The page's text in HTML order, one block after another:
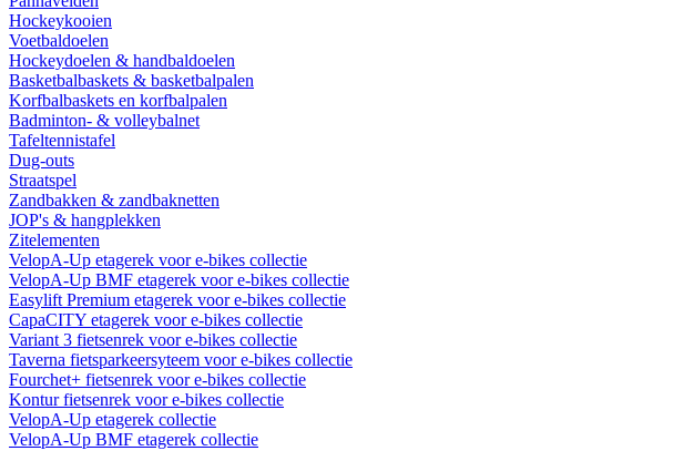
Hockeykooien
Voetbaldoelen
Hockeydoelen & handbaldoelen
Basketbalbaskets & basketbalpalen
Korfbalbaskets en korfbalpalen
Badminton- & volleybalnet
Tafeltennistafel
Dug-outs
Straatspel
Zandbakken & zandbaknetten
JOP's & hangplekken
Zitelementen
VelopA-Up etagerek voor e-bikes collectie
VelopA-Up BMF etagerek voor e-bikes collectie
Easylift Premium etagerek voor e-bikes collectie
CapaCITY etagerek voor e-bikes collectie
Variant 3 fietsenrek voor e-bikes collectie
Taverna fietsparkeersyteem voor e-bikes collectie
Fourchet+ fietsenrek voor e-bikes collectie
Kontur fietsenrek voor e-bikes collectie
VelopA-Up etagerek collectie
VelopA-Up BMF etagerek collectie